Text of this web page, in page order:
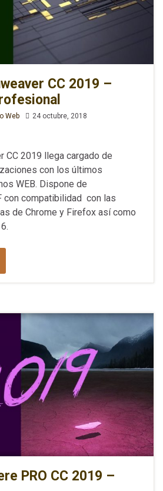
CC 2019 –
Web
24 octubre, 2018
CC 2019 llega cargado de
con los últimos
WEB. Dispone de
con compatibilidad con las
de Chrome y Firefox así como
PRO CC 2019 –